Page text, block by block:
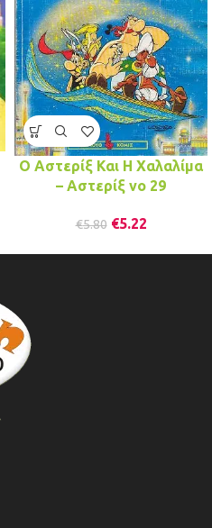
Ο Αστερίξ Και Η Χαλαλίμα
– Αστερίξ νo 29
€5.80 €5.22